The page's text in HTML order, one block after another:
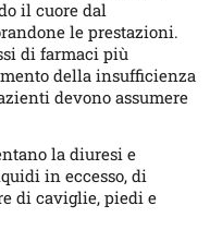
il cuore dal
le prestazioni.
di farmaci più
della insufficienza
devono assumere
la diuresi e
in eccesso, di
di caviglie, piedi e